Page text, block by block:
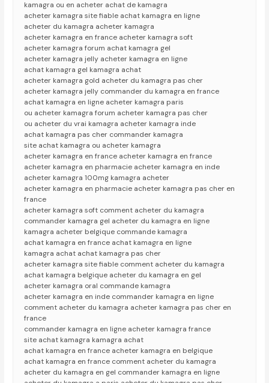
kamagra ou en acheter achat de kamagra
acheter kamagra site fiable achat kamagra en ligne
acheter du kamagra acheter kamagra
acheter kamagra en france acheter kamagra soft
acheter kamagra forum achat kamagra gel
acheter kamagra jelly acheter kamagra en ligne
achat kamagra gel kamagra achat
acheter kamagra gold acheter du kamagra pas cher
acheter kamagra jelly commander du kamagra en france
achat kamagra en ligne acheter kamagra paris
ou acheter kamagra forum acheter kamagra pas cher
ou acheter du vrai kamagra acheter kamagra inde
achat kamagra pas cher commander kamagra
site achat kamagra ou acheter kamagra
acheter kamagra en france acheter kamagra en france
acheter kamagra en pharmacie acheter kamagra en inde
acheter kamagra 100mg kamagra acheter
acheter kamagra en pharmacie acheter kamagra pas cher en
france
acheter kamagra soft comment acheter du kamagra
commander kamagra gel acheter du kamagra en ligne
kamagra acheter belgique commande kamagra
achat kamagra en france achat kamagra en ligne
kamagra achat achat kamagra pas cher
acheter kamagra site fiable comment acheter du kamagra
achat kamagra belgique acheter du kamagra en gel
acheter kamagra oral commande kamagra
acheter kamagra en inde commander kamagra en ligne
comment acheter du kamagra acheter kamagra pas cher en
france
commander kamagra en ligne acheter kamagra france
site achat kamagra kamagra achat
achat kamagra en france acheter kamagra en belgique
achat kamagra en france comment acheter du kamagra
acheter du kamagra en gel commander kamagra en ligne